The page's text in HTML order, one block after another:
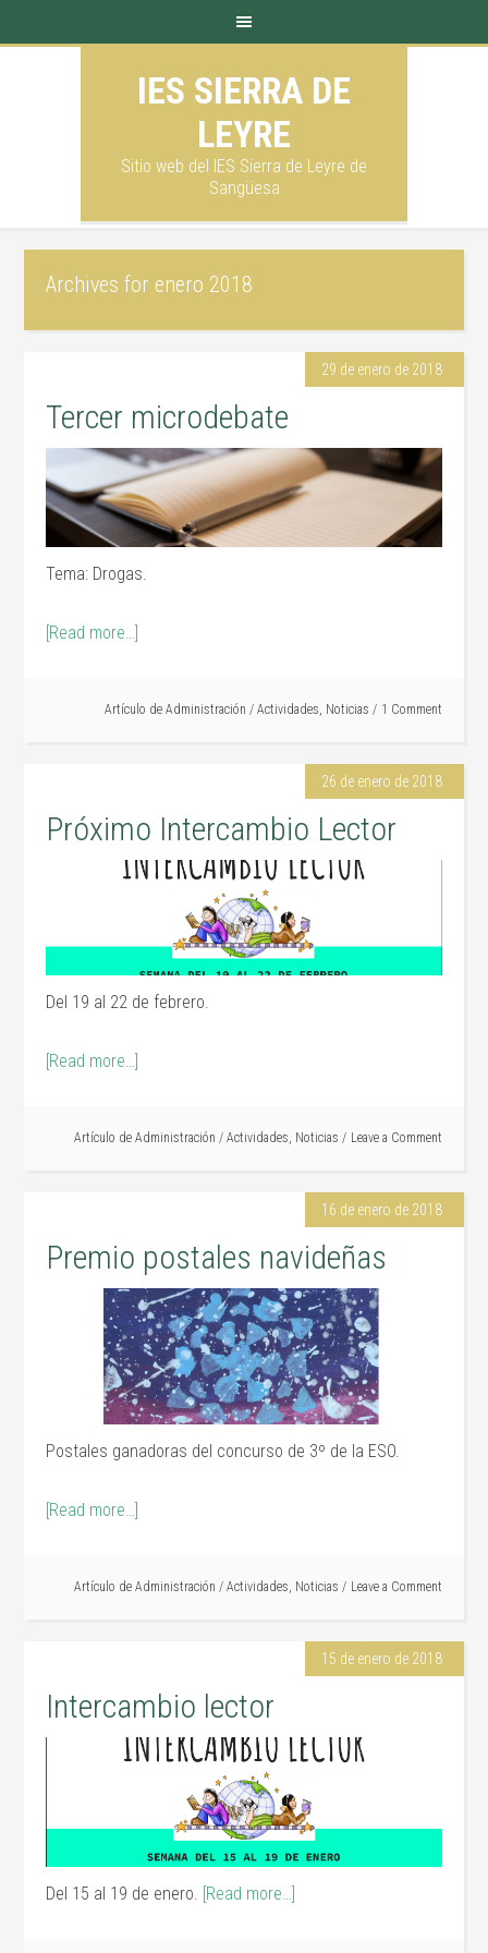
IES SIERRA DE
LEYRE
Sitio web del IES Sierra de Leyre de
Sangüesa
Archives for enero 2018
29 de enero de 2018
Tercer microdebate
Tema: Drogas.
[Read more…]
Artículo de Administración / Actividades Noticias 1 Comment
26 de enero de 2018
Próximo Intercambio Lector
Del 19 al 22 de febrero.
[Read more…]
Artículo de Administración / Actividades, Noticias Leave a Comment
16 de enero de 2018
Premio postales navideñas
Postales ganadoras del concurso de 3º de la ESO.
[Read more…]
Artículo de Administración / Actividades Noticias Leave a Comment
15 de enero de 2018
Intercambio lector
Del 15 al 19 de enero. [Read more…]